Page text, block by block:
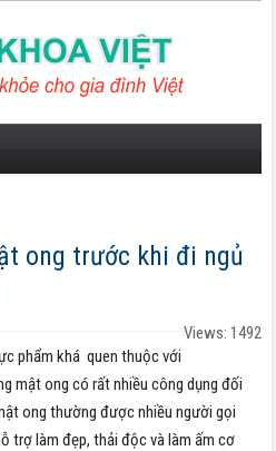
ong trước khi đi ngủ
Views: 1492
phẩm khá quen thuộc với
mật ong có rất nhiều công dụng đối
ong thường được nhiều người gọi
trợ làm đẹp, thải độc và làm ấm cơ